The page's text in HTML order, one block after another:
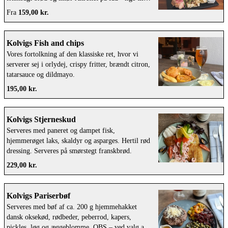
stille på bordet. Inklusive brød og smør. Fadene
engangsemballage hvis dette ønskes.
Fra 159,00 kr.
Kolvigs Fish and chips
Vores fortolkning af den klassiske ret, hvor vi
serverer sej i orlydej, crispy fritter, brændt citron,
tatarsauce og dildmayo.
195,00 kr.
Kolvigs Stjerneskud
Serveres med paneret og dampet fisk,
hjemmerøget laks, skaldyr og asparges. Hertil rød
dressing. Serveres på smørstegt franskbrød.
229,00 kr.
Kolvigs Pariserbøf
Serveres med bøf af ca. 200 g hjemmehakket
dansk oksekød, rødbeder, peberrod, kapers,